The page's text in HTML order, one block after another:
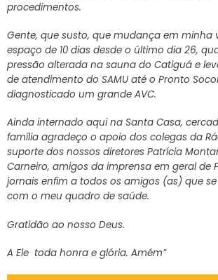
procedimentos.
Gente, que susto, que mudança em minha
espaço de 10 dias desde o último dia 26,
pressão alterada na sauna do Catiguá e
de atendimento do SAMU até o Pronto
diagnosticado um grande AVC.
Ainda internado aqui na Santa Casa,
família agradeço o apoio dos colegas da
suporte dos nossos diretores Patrícia
Carneiro, amigos da imprensa em geral de
jornais enfim a todos os amigos (as) que
com o meu quadro de saúde.
Gratidão ao nosso Deus.
A Ele toda honra e glória. Amém”